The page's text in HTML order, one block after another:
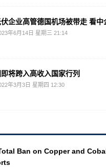
伏企业高管德国机场被带走 看中
年6月14日 星期三 21:14
将跨入高收入国家行列
年3月3日 星期四 12:30
Ban on Copper and